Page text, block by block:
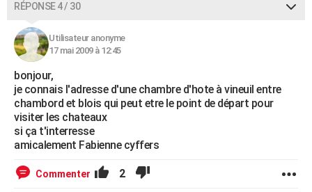
RÉPONSE 4 / 30
Utilisateur anonyme
17 mai 2009 à 12:45
bonjour,
je connais l'adresse d'une chambre d'hote à vineuil entre
chambord et blois qui peut etre le point de départ pour
visiter les chateaux
si ça t'interresse
amicalement Fabienne cyffers
Commenter 2